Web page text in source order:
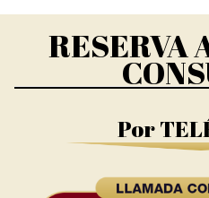
RESERVA
Por